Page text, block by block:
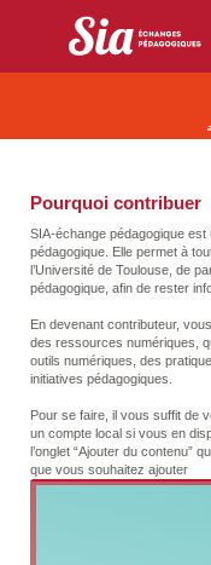
Pourquoi contribuer
SIA-échange pédagogique est
pédagogique. Elle permet à
l’Université de Toulouse, de
pédagogique, afin de rester
En devenant contributeur,
des ressources numériques,
outils numériques, des
initiatives pédagogiques.
Pour se faire, il vous suffit de
un compte local si vous en
l’onglet “Ajouter du contenu”
que vous souhaitez ajouter